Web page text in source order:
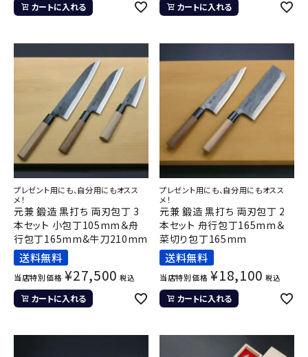
カートに入れる カートに入れる
プレゼント用にも、自分用にもオスス
メ！
元兼 鍛造 黒打ち 両刃包丁 3
本セット 小包丁105mm＆舟
行包丁165mm&牛刀210mm
送料無料
当店特別価格 ¥27,500 税込
カートに入れる
プレゼント用にも、自分用にもオスス
メ！
元兼 鍛造 黒打ち 両刃包丁 2
本セット 舟行包丁165mm＆
菜切り包丁165mm
送料無料
当店特別価格 ¥18,100 税込
カートに入れる